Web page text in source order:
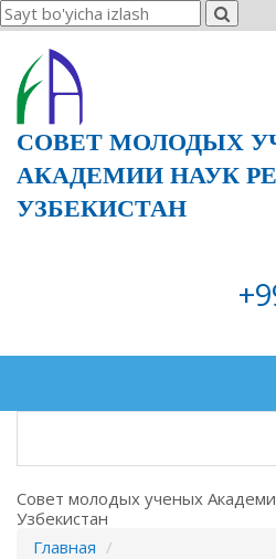
СОВЕТ МОЛОДЫХ
АКАДЕМИИ НАУК
УЗБЕКИСТАН
Совет молодых ученых
Узбекистан
Главная